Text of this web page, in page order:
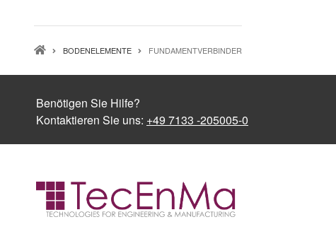
PFADNAVIGATION
BODENELEMENTE FUNDAMENTVERBINDER
Benötigen Sie Hilfe?
Kontaktieren Sie uns: +49 7133 -205005-0